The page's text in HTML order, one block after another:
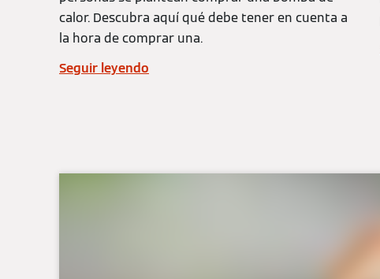
calor. Descubra aquí qué debe tener en cuenta a
la hora de comprar una.
Seguir leyendo